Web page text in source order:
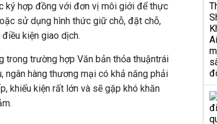
ký hợp đồng với đơn vị môi giới để thực
sử dụng hình thức giữ chỗ, đặt chỗ,
kiện giao dịch.
trong trường hợp Văn bản thỏa thuậntrái
ngân hàng thương mại có khả năng phải
khiếu kiện rất lớn và sẽ gặp khó khăn